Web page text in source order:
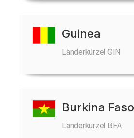
Guinea
Länderkürzel GIN
Burkina Faso
Länderkürzel BFA